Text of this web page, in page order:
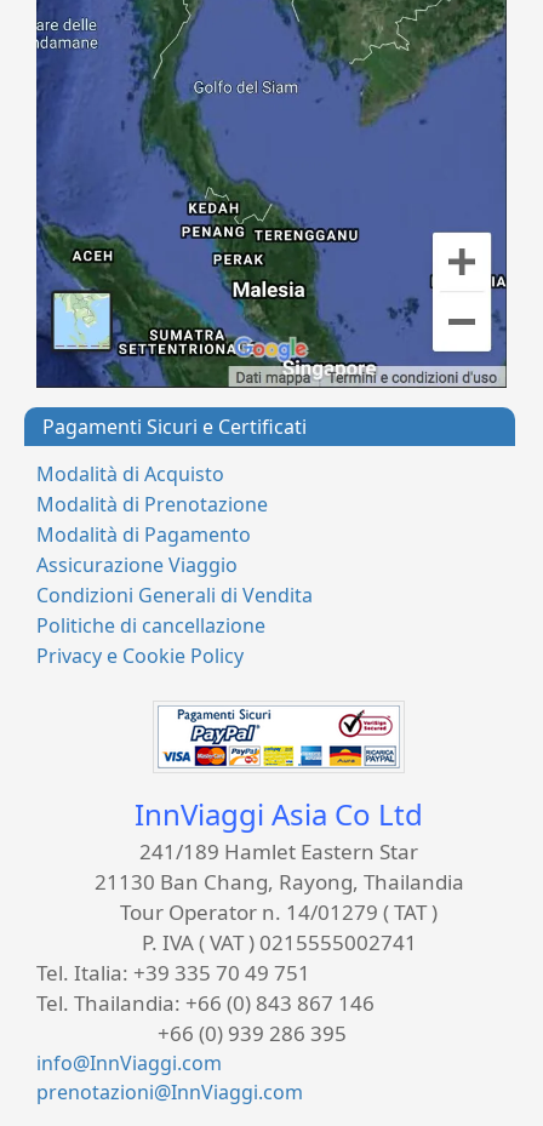
Pagamenti Sicuri e Certificati
Modalità di Acquisto
Modalità di Prenotazione
Modalità di Pagamento
Assicurazione Viaggio
Condizioni Generali di Vendita
Politiche di cancellazione
Privacy e Cookie Policy
InnViaggi Asia Co Ltd
241/189 Hamlet Eastern Star
21130 Ban Chang, Rayong, Thailandia
Tour Operator n. 14/01279 ( TAT )
P. IVA ( VAT ) 0215555002741
Tel. Italia: +39 335 70 49 751
Tel. Thailandia: +66 (0) 843 867 146
+66 (0) 939 286 395
info@InnViaggi.com
prenotazioni@InnViaggi.com